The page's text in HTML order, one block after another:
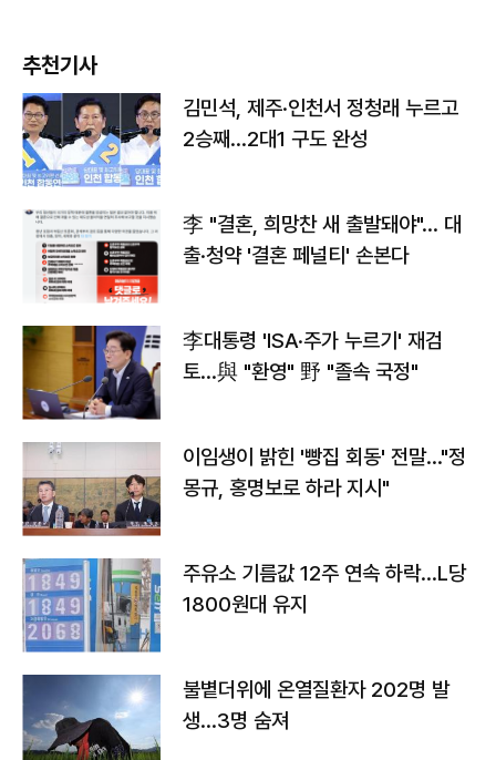
추천기사
김민석, 제주·인천서 정청래 누르고
2승째…2대1 구도 완성
李 "결혼, 희망찬 새 출발돼야"… 대
출·청약 '결혼 페널티' 손본다
李대통령 'ISA·주가 누르기' 재검
토…與 "환영" 野 "졸속 국정"
이임생이 밝힌 '빵집 회동' 전말…"정
몽규, 홍명보로 하라 지시"
주유소 기름값 12주 연속 하락…L당
1800원대 유지
불볕더위에 온열질환자 202명 발
생…3명 숨져